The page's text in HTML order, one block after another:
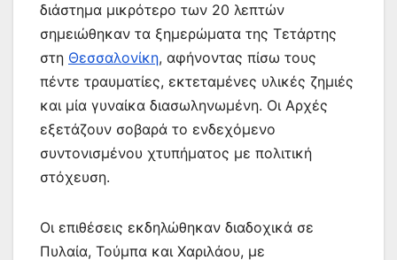
διάστημα μικρότερο των 20 λεπτών
σημειώθηκαν τα ξημερώματα της Τετάρτης
στη Θεσσαλονίκη, αφήνοντας πίσω τους
πέντε τραυματίες, εκτεταμένες υλικές ζημιές
και μία γυναίκα διασωληνωμένη. Οι Αρχές
εξετάζουν σοβαρά το ενδεχόμενο
συντονισμένου χτυπήματος με πολιτική
στόχευση.
Οι επιθέσεις εκδηλώθηκαν διαδοχικά σε
Πυλαία, Τούμπα και Χαριλάου, με